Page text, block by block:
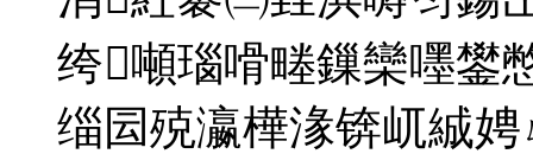
绔噸瑙嗗畻鏁欒嚜鐢
缁囩殑瀛樺湪锛屼絾